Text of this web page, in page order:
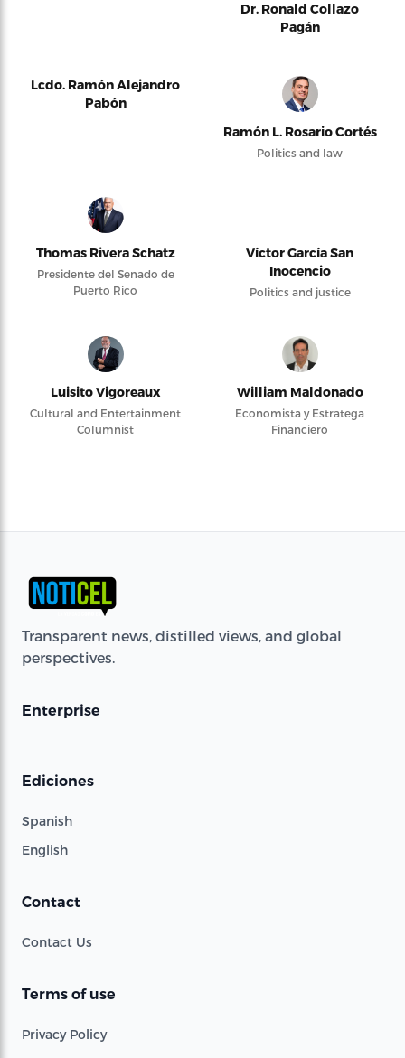
Dr. Ronald Collazo
Pagán
Lcdo. Ramón Alejandro
Pabón
Ramón L. Rosario Cortés
Politics and law
Thomas Rivera Schatz
Presidente del Senado de
Puerto Rico
Víctor García San
Inocencio
Politics and justice
Luisito Vigoreaux
Cultural and Entertainment
Columnist
William Maldonado
Economista y Estratega
Financiero
Transparent news, distilled views, and global
perspectives.
Enterprise
Ediciones
Spanish
English
Contact
Contact Us
Terms of use
Privacy Policy